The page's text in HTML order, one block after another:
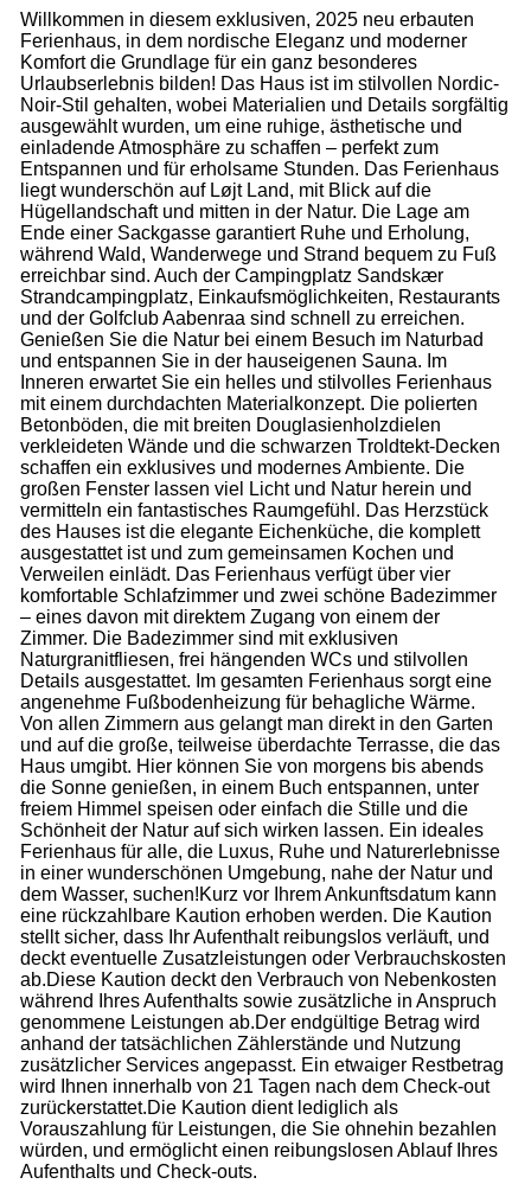
Willkommen in diesem exklusiven, 2025 neu erbauten
Ferienhaus, in dem nordische Eleganz und moderner
Komfort die Grundlage für ein ganz besonderes
Urlaubserlebnis bilden! Das Haus ist im stilvollen Nordic-
Noir-Stil gehalten, wobei Materialien und Details sorgfältig
ausgewählt wurden, um eine ruhige, ästhetische und
einladende Atmosphäre zu schaffen – perfekt zum
Entspannen und für erholsame Stunden. Das Ferienhaus
liegt wunderschön auf Løjt Land, mit Blick auf die
Hügellandschaft und mitten in der Natur. Die Lage am
Ende einer Sackgasse garantiert Ruhe und Erholung,
während Wald, Wanderwege und Strand bequem zu Fuß
erreichbar sind. Auch der Campingplatz Sandskær
Strandcampingplatz, Einkaufsmöglichkeiten, Restaurants
und der Golfclub Aabenraa sind schnell zu erreichen.
Genießen Sie die Natur bei einem Besuch im Naturbad
und entspannen Sie in der hauseigenen Sauna. Im
Inneren erwartet Sie ein helles und stilvolles Ferienhaus
mit einem durchdachten Materialkonzept. Die polierten
Betonböden, die mit breiten Douglasienholzdielen
verkleideten Wände und die schwarzen Troldtekt-Decken
schaffen ein exklusives und modernes Ambiente. Die
großen Fenster lassen viel Licht und Natur herein und
vermitteln ein fantastisches Raumgefühl. Das Herzstück
des Hauses ist die elegante Eichenküche, die komplett
ausgestattet ist und zum gemeinsamen Kochen und
Verweilen einlädt. Das Ferienhaus verfügt über vier
komfortable Schlafzimmer und zwei schöne Badezimmer
– eines davon mit direktem Zugang von einem der
Zimmer. Die Badezimmer sind mit exklusiven
Naturgranitfliesen, frei hängenden WCs und stilvollen
Details ausgestattet. Im gesamten Ferienhaus sorgt eine
angenehme Fußbodenheizung für behagliche Wärme.
Von allen Zimmern aus gelangt man direkt in den Garten
und auf die große, teilweise überdachte Terrasse, die das
Haus umgibt. Hier können Sie von morgens bis abends
die Sonne genießen, in einem Buch entspannen, unter
freiem Himmel speisen oder einfach die Stille und die
Schönheit der Natur auf sich wirken lassen. Ein ideales
Ferienhaus für alle, die Luxus, Ruhe und Naturerlebnisse
in einer wunderschönen Umgebung, nahe der Natur und
dem Wasser, suchen!Kurz vor Ihrem Ankunftsdatum kann
eine rückzahlbare Kaution erhoben werden. Die Kaution
stellt sicher, dass Ihr Aufenthalt reibungslos verläuft, und
deckt eventuelle Zusatzleistungen oder Verbrauchskosten
ab.Diese Kaution deckt den Verbrauch von Nebenkosten
während Ihres Aufenthalts sowie zusätzliche in Anspruch
genommene Leistungen ab.Der endgültige Betrag wird
anhand der tatsächlichen Zählerstände und Nutzung
zusätzlicher Services angepasst. Ein etwaiger Restbetrag
wird Ihnen innerhalb von 21 Tagen nach dem Check-out
zurückerstattet.Die Kaution dient lediglich als
Vorauszahlung für Leistungen, die Sie ohnehin bezahlen
würden, und ermöglicht einen reibungslosen Ablauf Ihres
Aufenthalts und Check-outs.